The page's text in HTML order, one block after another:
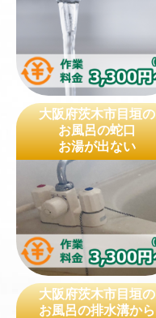
大阪府茨木市目垣の
お風呂の蛇口
お湯が出ない
大阪府茨木市目垣の
お風呂の排水溝から